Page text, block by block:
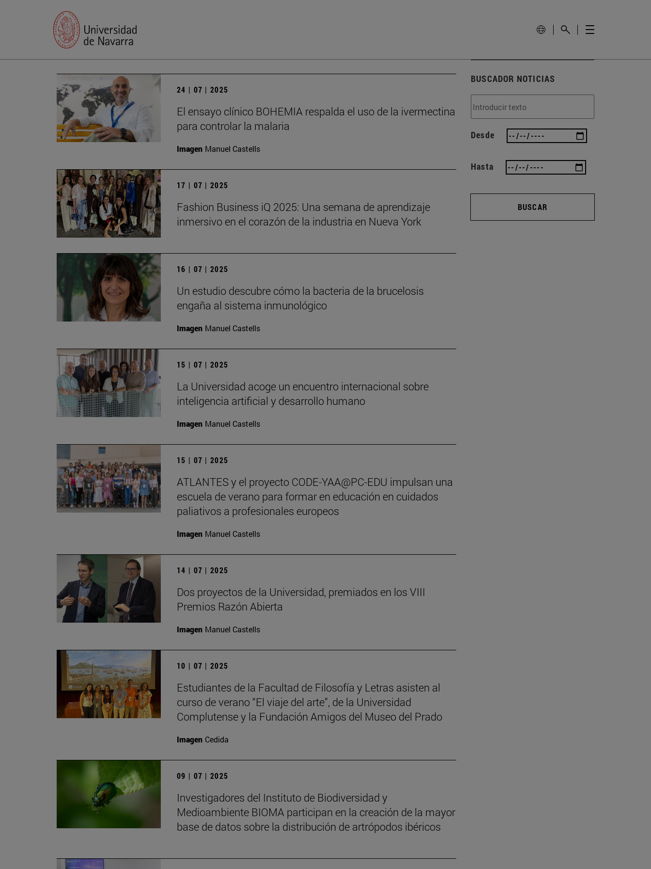
24 | 07 | 2025
El ensayo clínico BOHEMIA respalda el uso de la ivermectina
para controlar la malaria
Imagen Manuel Castells
17 | 07 | 2025
Fashion Business iQ 2025: Una semana de aprendizaje
inmersivo en el corazón de la industria en Nueva York
16 | 07 | 2025
Un estudio descubre cómo la bacteria de la brucelosis
engaña al sistema inmunológico
Imagen Manuel Castells
15 | 07 | 2025
La Universidad acoge un encuentro internacional sobre
inteligencia artificial y desarrollo humano
Imagen Manuel Castells
15 | 07 | 2025
ATLANTES y el proyecto CODE-YAA@PC-EDU impulsan una
escuela de verano para formar en educación en cuidados
paliativos a profesionales europeos
Imagen Manuel Castells
14 | 07 | 2025
Dos proyectos de la Universidad, premiados en los VIII
Premios Razón Abierta
Imagen Manuel Castells
10 | 07 | 2025
Estudiantes de la Facultad de Filosofía y Letras asisten al
curso de verano “El viaje del arte”, de la Universidad
Complutense y la Fundación Amigos del Museo del Prado
Imagen Cedida
09 | 07 | 2025
Investigadores del Instituto de Biodiversidad y
Medioambiente BIOMA participan en la creación de la mayor
base de datos sobre la distribución de artrópodos ibéricos
BUSCADOR NOTICIAS
Desde
Hasta
BUSCAR